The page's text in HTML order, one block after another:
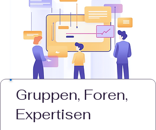
Gruppen, Foren,
Expertisen